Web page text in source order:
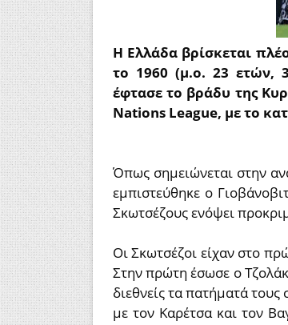
Η Ελλάδα βρίσκεται
το 1960 (μ.ο. 23 ετών,
έφτασε το βράδυ της
Nations League, με το
Όπως σημειώνεται στην
εμπιστεύθηκε ο
Σκωτσέζους ενόψει
Οι Σκωτσέζοι είχαν στο
Στην πρώτη έσωσε ο
διεθνείς τα πατήματά
με τον Καρέτσα και τον